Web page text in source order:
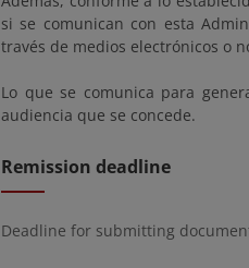
si se comunican con esta
través de medios electrónicos o
Lo que se comunica para
audiencia que se concede.
Remission deadline
Deadline for submitting